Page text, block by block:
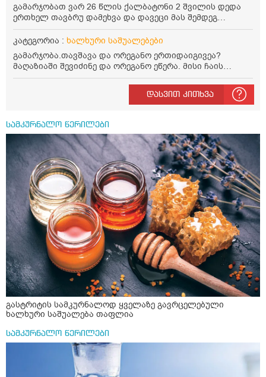
გამარჯობათ ვარ 26 წლის ქალბატონი 2 შვილის დედა
ერთხელ თავბრუ დამეხვა და დავეცი მას შემდეგ
დამეწყო შიშები ვეღარ გავდიოდი გარეთ რადგან ისევ
ასე ცუდად არ გავხდარიყავი ყურის ანთება მქონდა
მეტინდა კიდე მეხვევა თავბრუ გარეთ გასვილისას
სახლში კარგად ვარ როცა ახსენებენ გარეთ წაავალა
სმაგაზეხ კი ცუდად ვხდებოდი ეხლა როგორმე გავდივარ
ბაღში ჯოხში ზოგჯერ მაქვს შეგრძნება მიწა მეცლება
ფეხებიდან და ჯოხზე უნდა დავეყრდნო აუცილებლად
შიშები უაზროდ შფოთვა რომ ვეღარ გავალ გაერთ
საერთო ან რაომე მსგავსი როგორ მოვიქხე გავხდი
ძალაინ მგრძნობიარე ყველაფერზე მეტირება ( ვინმერ
რომ ჩხუბობს ცუდად ვხდები შიშები მეწყება ეგრევე (
ასევე მაქვს დანგრეული ოჯახი 7 თვეა 5წლიანი
ქორწინება დასრულებული იყო ღალატი პატიებები
მანიპულაციები რომ თავს მოიკლავდა თუ წამოვიდოდი
მისგან ეს ტოქსიკური ურთიერთობა დავასრულე ეხლა
ისებ ასე ვარ თავბრუხვევებით და როგორ მოვიქცეე
არვიცი ბოდიში ცოყა არულად მიწერია
კატეგორია : ხალხური საშუალებები
გამარჯობა.თავშავა და ორეგანო ერთიდაიგივეა?
მაღაზიაში შევიძინე და ორეგანო ეწერა. მისი ჩაის
დალევის წესი მაინტერესებს.რისთვის არის კარგი?
წავიკითხე რომ: 1 ჭიქა თბილ წყალში ჩავყაროთ 1 ჩაის
კოვზი დაქუცმაცებული და გამხმარი ორეგანო და
მიზანი: ანტიოქსიდანტური და ანთების საწინააღმდეგო
თვისება. სწორია ეს ინფორმაცია? უკუჩვენება რა აქვს
და ბრონქულ ასთმას თუ შველის ორეგანოს ჩაი?
დასვით კითხვა
სამკურნალო წერილები
გასტრიტის სამკურნალოდ ყველაზე გავრცელებული
ხალხური საშუალება თაფლია
სამკურნალო წერილები